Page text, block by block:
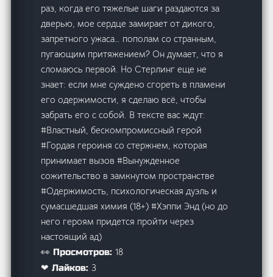
раз, когда его тяжелые шаги раздаются за
дверью, мое сердце замирает от дикого,
запретного ужаса… пополам со странным,
пугающим притяжением? Он думает, что я
сломаюсь первой. Но Стерлинг еще не
знает: если мне суждено сгореть в пламени
его одержимости, я сделаю всё, чтобы
забрать его с собой. В тексте вас ждут:
#Властный, бескомпромиссный герой
#Гордая героиня со стержнем, которая
принимает вызов #Вынужденное
сожительство в замкнутом пространстве
#Одержимость, психологическая дуэль и
сумасшедшая химия (18+) #Хэппи Энд (но до
него героям придется пройти через
настоящий ад)
👀 Просмотров:18
❤ Лайков:3